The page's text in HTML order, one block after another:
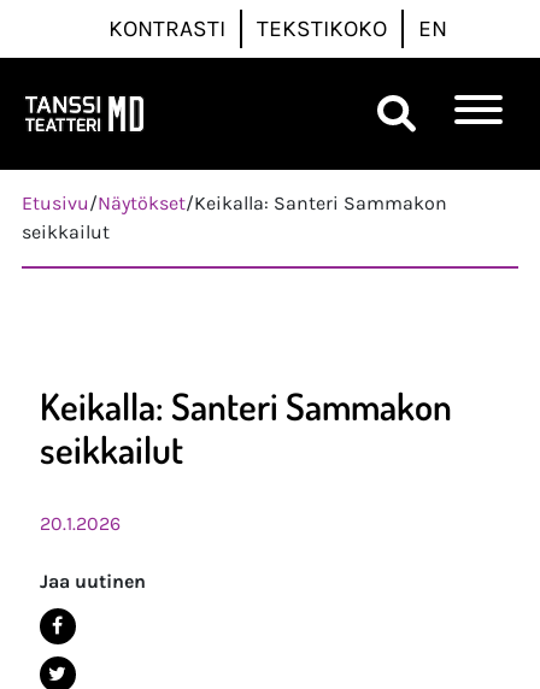
KONTRASTI TEKSTIKOKO EN
Päävalikko
Etusivu/Näytökset/Keikalla: Santeri Sammakon
seikkailut
Keikalla: Santeri Sammakon
seikkailut
20.1.2026
Jaa uutinen